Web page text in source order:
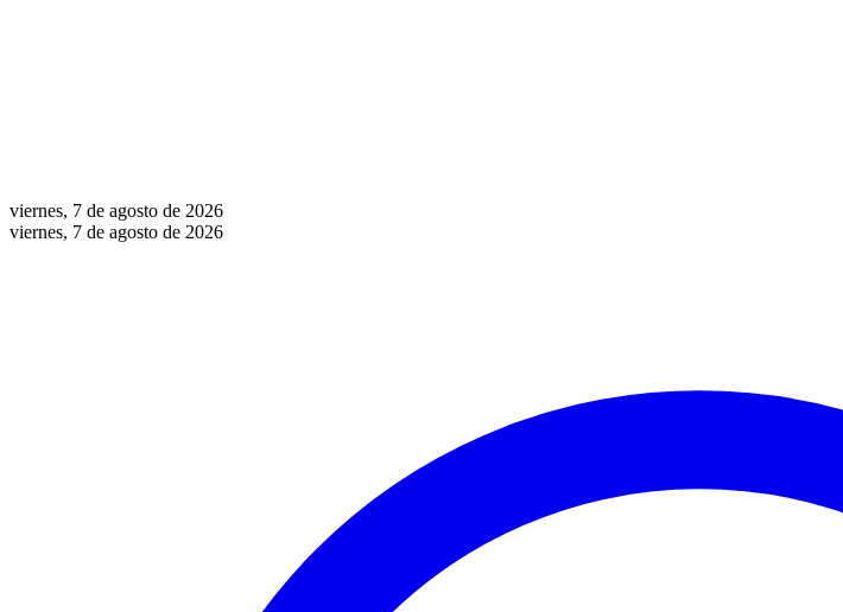
viernes, 7 de agosto de 2026
viernes, 7 de agosto de 2026